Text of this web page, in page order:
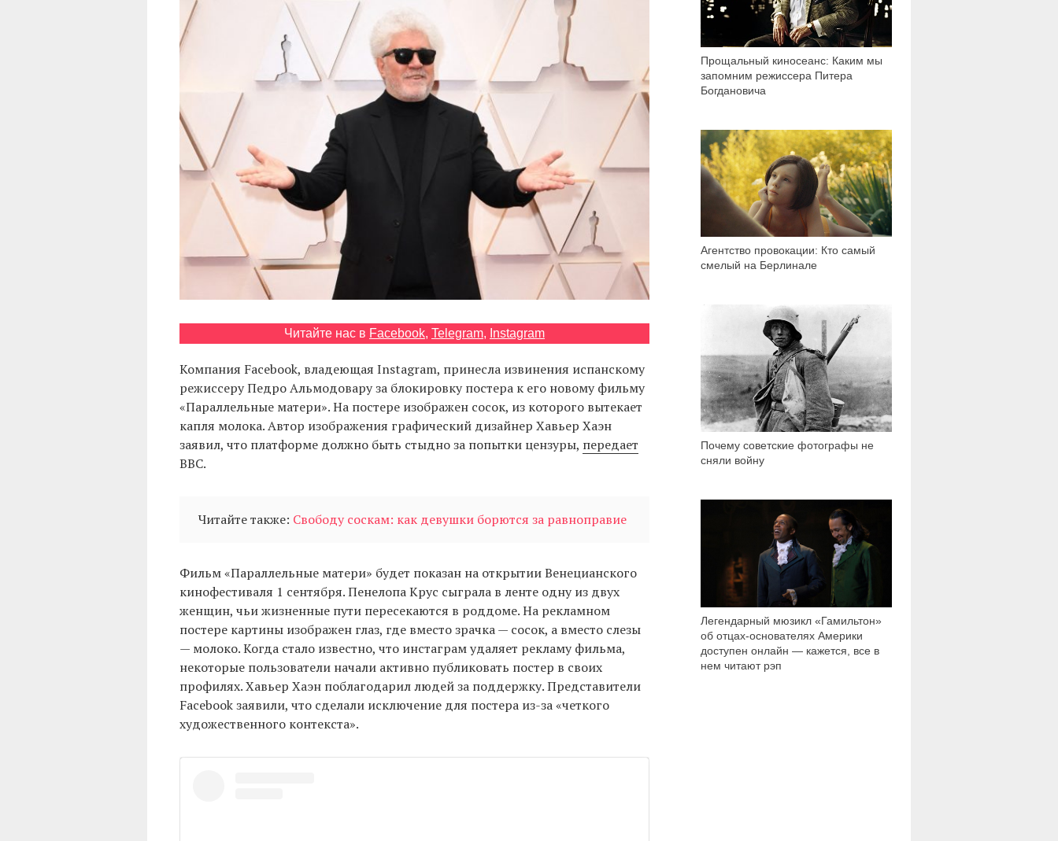
Читайте нас в Facebook, Telegram, Instagram
Компания Facebook, владеющая Instagram, принесла извинения испанскому
режиссеру Педро Альмодовару за блокировку постера к его новому фильму
«Параллельные матери». На постере изображен сосок, из которого вытекает
капля молока. Автор изображения графический дизайнер Хавьер Хаэн
заявил, что платформе должно быть стыдно за попытки цензуры, передает
BBC.
Читайте также: Свободу соскам: как девушки борются за равноправие
Фильм «Параллельные матери» будет показан на открытии Венецианского
кинофестиваля 1 сентября. Пенелопа Крус сыграла в ленте одну из двух
женщин, чьи жизненные пути пересекаются в роддоме. На рекламном
постере картины изображен глаз, где вместо зрачка — сосок, а вместо слезы
— молоко. Когда стало известно, что инстаграм удаляет рекламу фильма,
некоторые пользователи начали активно публиковать постер в своих
профилях. Хавьер Хаэн поблагодарил людей за поддержку. Представители
Facebook заявили, что сделали исключение для постера из-за «четкого
художественного контекста».
Прощальный киносеанс: Каким мы
запомним режиссера Питера
Богдановича
Агентство провокации: Кто самый
смелый на Берлинале
2 479
Почему советские фотографы не
сняли войну
35 106
Легендарный мюзикл «Гамильтон»
об отцах-основателях Америки
доступен онлайн — кажется, все в
нем читают рэп